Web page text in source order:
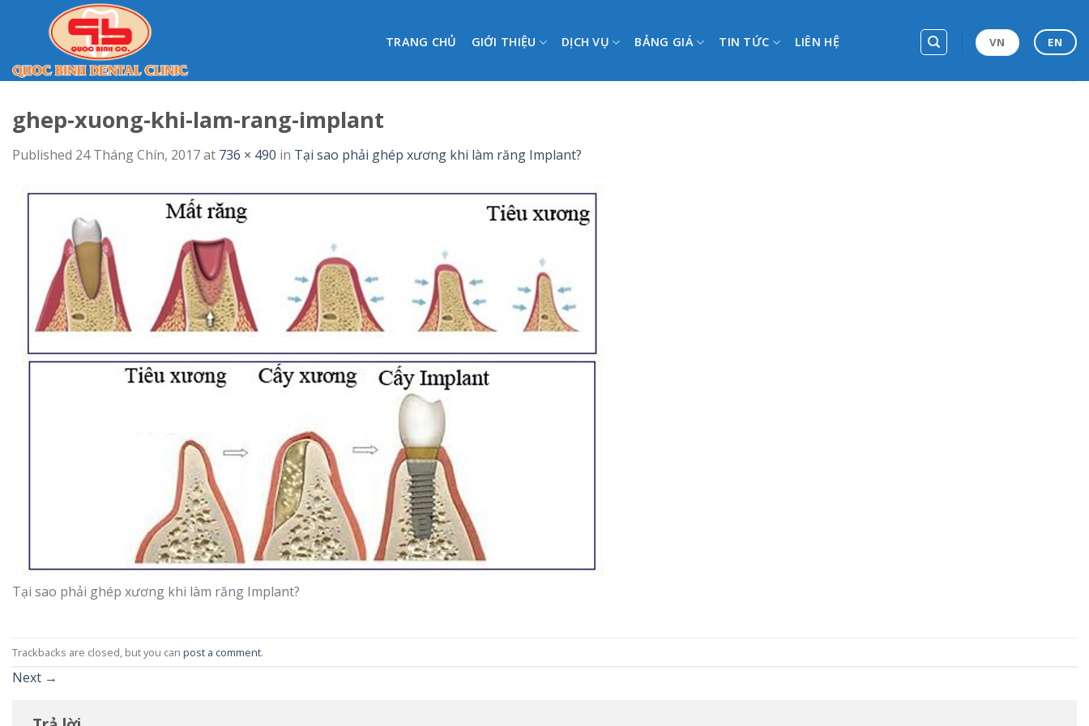
TRANG CHỦ GIỚI THIỆU DỊCH VỤ BẢNG GIÁ TIN TỨC LIÊN HỆ VN EN
ghep-xuong-khi-lam-rang-implant
Published 24 Tháng Chín, 2017at 736 × 490 in Tại sao phải ghép xương khi làm răng Implant?
Tại sao phải ghép xương khi làm răng Implant?
Trackbacks are closed, but you can post a comment.
Next →